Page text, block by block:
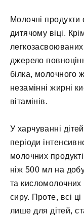
Молочні
дитячому віці.
джерело
білка, молочного
незамінні жирні
вітамінів.
У харчуванні
періоди
молочних
ніж 500 мл на
та кисломолочних
сиру. Проте, всі ці
лише для дітей,